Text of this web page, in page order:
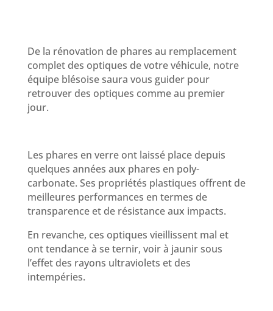
De la rénovation de phares au remplacement
complet des optiques de votre véhicule, notre
équipe blésoise saura vous guider pour
retrouver des optiques comme au premier
jour.
Les phares en verre ont laissé place depuis
quelques années aux phares en poly-
carbonate. Ses propriétés plastiques offrent de
meilleures performances en termes de
transparence et de résistance aux impacts.
En revanche, ces optiques vieillissent mal et
ont tendance à se ternir, voir à jaunir sous
l’effet des rayons ultraviolets et des
intempéries.